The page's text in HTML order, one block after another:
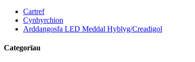
Cartref
Cynhyrchion
Arddangosfa LED Meddal Hyblyg/Creadigol
Categorïau